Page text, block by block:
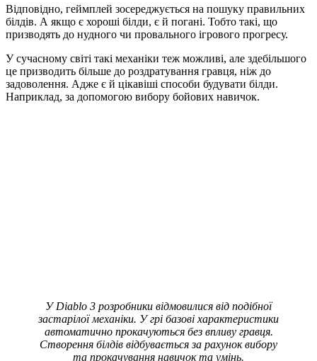
Відповідно, геймплей зосереджується на пошуку правильних
білдів. А якщо є хороші білди, є й погані. Тобто такі, що
призводять до нудного чи провального ігрового прогресу.
У сучасному світі такі механіки теж можливі, але здебільшого
це призводить більше до роздратування гравця, ніж до
задоволення. Адже є й цікавіші способи будувати білди.
Наприклад, за допомогою вибору бойових навичок.
У Diablo 3 розробники відмовилися від подібної
застарілої механіки. У грі базові характеристики
автоматично прокачуються без впливу гравця.
Створення білдів відбувається за рахунок вибору
та прокачування навичок та умінь.